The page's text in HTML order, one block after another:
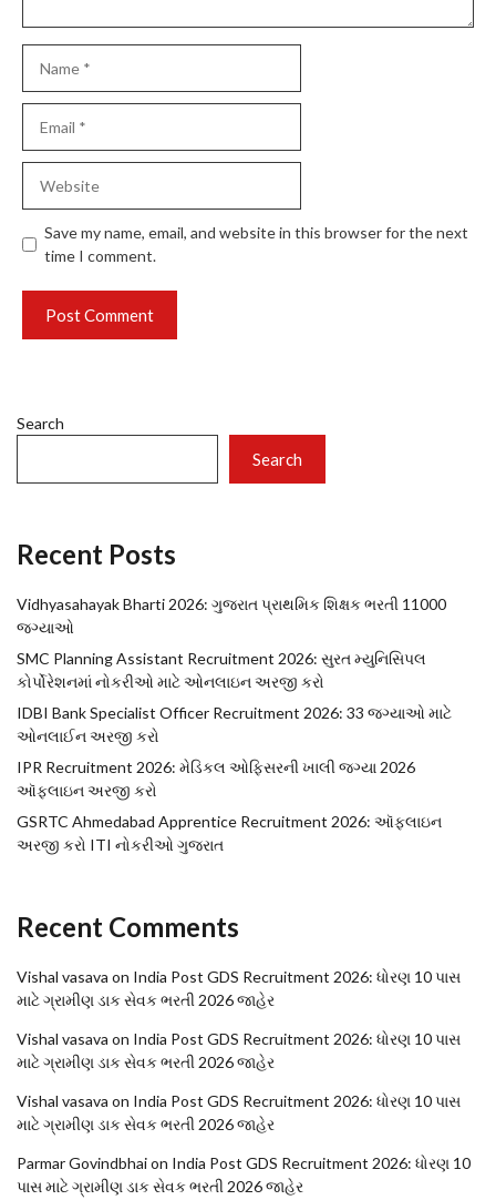
Save my name, email, and website in this browser for the next
time I comment.
Search
Search
Recent Posts
Vidhyasahayak Bharti 2026: ગુજરાત પ્રાથમિક શિક્ષક ભરતી 11000
જગ્યાઓ
SMC Planning Assistant Recruitment 2026: સુરત મ્યુનિસિપલ
કોર્પોરેશનમાં નોકરીઓ માટે ઓનલાઇન અરજી કરો
IDBI Bank Specialist Officer Recruitment 2026: 33 જગ્યાઓ માટે
ઓનલાઈન અરજી કરો
IPR Recruitment 2026: મેડિકલ ઓફિસરની ખાલી જગ્યા 2026
ઑફલાઇન અરજી કરો
GSRTC Ahmedabad Apprentice Recruitment 2026: ઑફલાઇન
અરજી કરો ITI નોકરીઓ ગુજરાત
Recent Comments
Vishal vasava on India Post GDS Recruitment 2026: ધોરણ 10 પાસ
માટે ગ્રામીણ ડાક સેવક ભરતી 2026 જાહેર
Vishal vasava on India Post GDS Recruitment 2026: ધોરણ 10 પાસ
માટે ગ્રામીણ ડાક સેવક ભરતી 2026 જાહેર
Vishal vasava on India Post GDS Recruitment 2026: ધોરણ 10 પાસ
માટે ગ્રામીણ ડાક સેવક ભરતી 2026 જાહેર
Parmar Govindbhaion India Post GDS Recruitment 2026: ધોરણ 10
પાસ માટે ગ્રામીણ ડાક સેવક ભરતી 2026 જાહેર